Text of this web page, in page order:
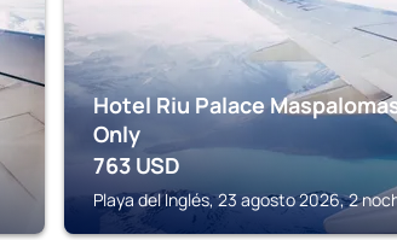
Hotel Riu Palace
Only
763 USD
Playa del Inglés, 23 agosto 2026, 2